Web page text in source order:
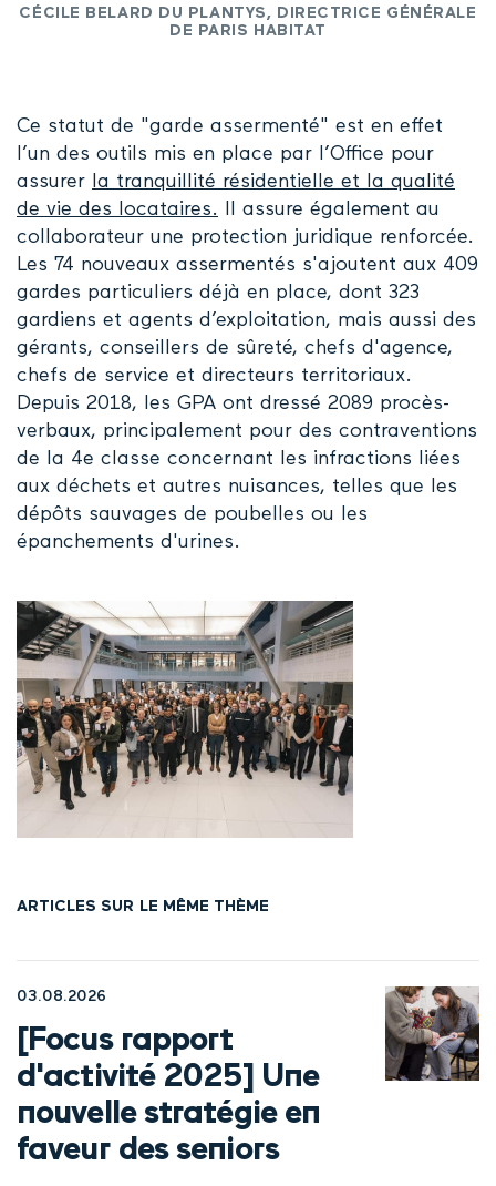
CÉCILE BELARD DU PLANTYS, DIRECTRICE GÉNÉRALE
DE PARIS HABITAT
Ce statut de "garde assermenté" est en effet
l’un des outils mis en place par l’Office pour
assurer
la tranquillité résidentielle et la qualité
de vie des locataires.
Il assure également au
collaborateur une protection juridique renforcée.
Les 74 nouveaux assermentés s'ajoutent aux 409
gardes particuliers déjà en place, dont 323
gardiens et agents d’exploitation, mais aussi des
gérants, conseillers de sûreté, chefs d'agence,
chefs de service et directeurs territoriaux.
Depuis 2018, les GPA ont dressé 2089 procès-
verbaux, principalement pour des contraventions
de la 4e classe concernant les infractions liées
aux déchets et autres nuisances, telles que les
dépôts sauvages de poubelles ou les
épanchements d'urines.
ARTICLES SUR LE MÊME THÈME
03.08.2026
[Focus rapport
d'activité 2025] Une
nouvelle stratégie en
faveur des seniors